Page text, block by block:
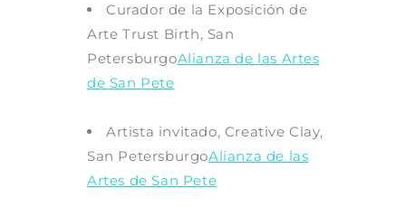
Curador de la Exposición de
Arte Trust Birth, San
PetersburgoAlianza de las Artes
de San Pete
Artista invitado, Creative Clay,
San PetersburgoAlianza de las
Artes de San Pete